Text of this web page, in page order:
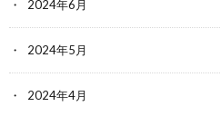
2024年6月
2024年5月
2024年4月